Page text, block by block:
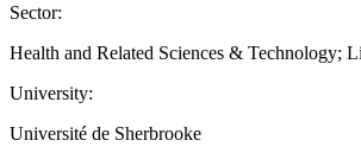
Sector:
Health and Related Sciences & Technology;
University:
Université de Sherbrooke